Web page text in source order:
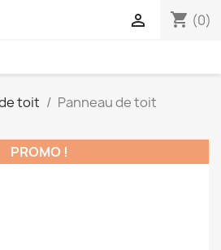
shopping_cart (0)

toit
Panneau de toit
PROMO !